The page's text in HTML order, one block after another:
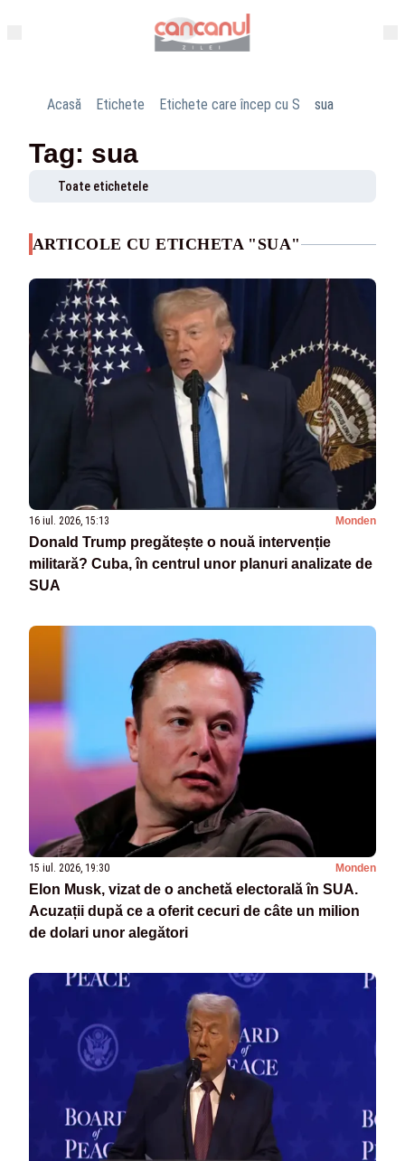
Acasă Etichete Etichete care încep cu S sua
Tag: sua
Toate etichetele
ARTICOLE CU ETICHETA "SUA"
16 iul. 2026, 15:13 Monden
Donald Trump pregătește o nouă intervenție
militară? Cuba, în centrul unor planuri analizate de
SUA
15 iul. 2026, 19:30 Monden
Elon Musk, vizat de o anchetă electorală în SUA.
Acuzații după ce a oferit cecuri de câte un milion
de dolari unor alegători